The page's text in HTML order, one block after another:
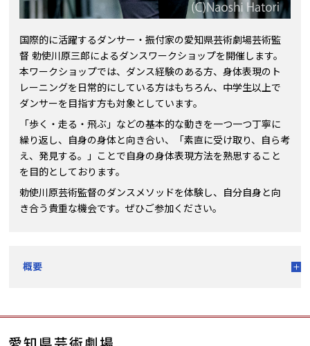
国際的に活躍するダンサー・振付家の愛知県芸術劇場芸術監
督 勅使川原三郎によるダンスワークショップを開催します。
本ワークショップでは、ダンス経験のある方、身体表現のト
レーニングを日常的にしている方はもちろん、中学生以上で
ダンサーを目指す方も対象としています。
「歩く・走る・飛ぶ」などの基本的な動きを一つ一つ丁寧に
繰り返し、自身の身体と向き合い、「素直に受け取り、自ら考
え、発見する。」ことで自身の身体表現方法を熟思すること
を目的としております。
勅使川原芸術監督のダンスメソッドを体験し、自分自身と向
き合う貴重な機会です。ぜひご参加ください。
概要